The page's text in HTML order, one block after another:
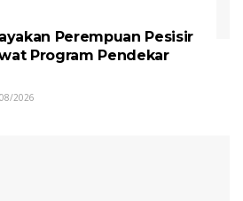
Perempuan Pesisir
Program Pendekar
2026